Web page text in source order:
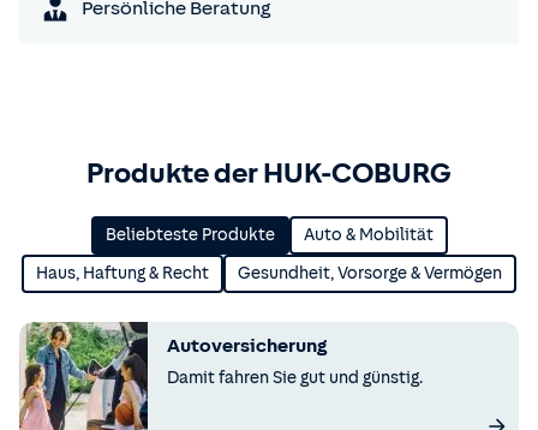
Persönliche Beratung
Produkte der HUK-COBURG
Beliebteste Produkte Auto & Mobilität
Haus, Haftung & Recht Gesundheit, Vorsorge & Vermögen
Autoversicherung
Damit fahren Sie gut und günstig.